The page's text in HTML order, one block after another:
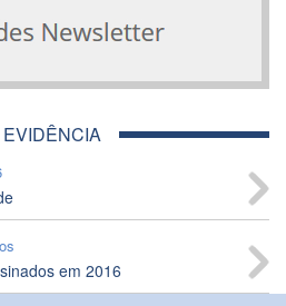
EVIDÊNCIA
em 2016